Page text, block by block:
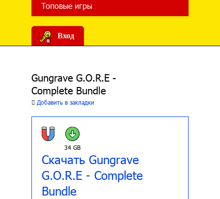
Топовые игры
Вход
Gungrave G.O.R.E -
Complete Bundle
Добавить в закладки
34 GB
Скачать Gungrave
G.O.R.E - Complete
Bundle